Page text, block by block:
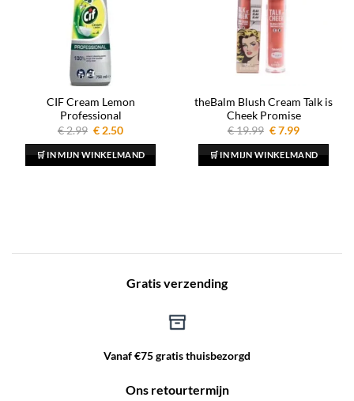
CIF Cream Lemon
Professional
€2.99 Oorspronkelijke
was:
€ 2.99.
€ 2.50Huidige
is:
€ 2.50.
🛒 IN MIJN WINKELMAND
theBalm Blush Cream Talk is
Cheek Promise
€19.99 Oorspronkelijke
was:
€ 19.99.
€7.99Huidige
is:
€ 7.99.
🛒 IN MIJN WINKELMAND
Gratis verzending
Vanaf €75 gratis thuisbezorgd
Ons retourtermijn